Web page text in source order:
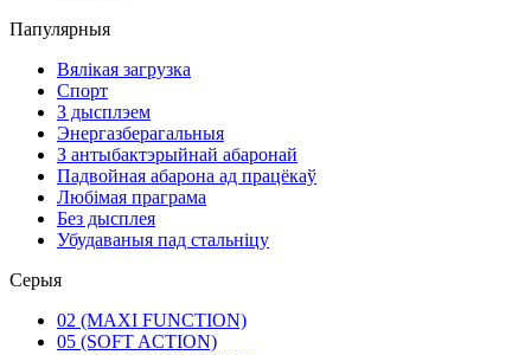
Папулярныя
Вялікая загрузка
Спорт
З дысплэем
Энергазберагальныя
З антыбактэрыйнай абаронай
Падвойная абарона ад працёкаў
Любімая праграма
Без дысплея
Убудаваныя пад стальніцу
Серыя
02 (MAXI FUNCTION)
05 (SOFT ACTION)